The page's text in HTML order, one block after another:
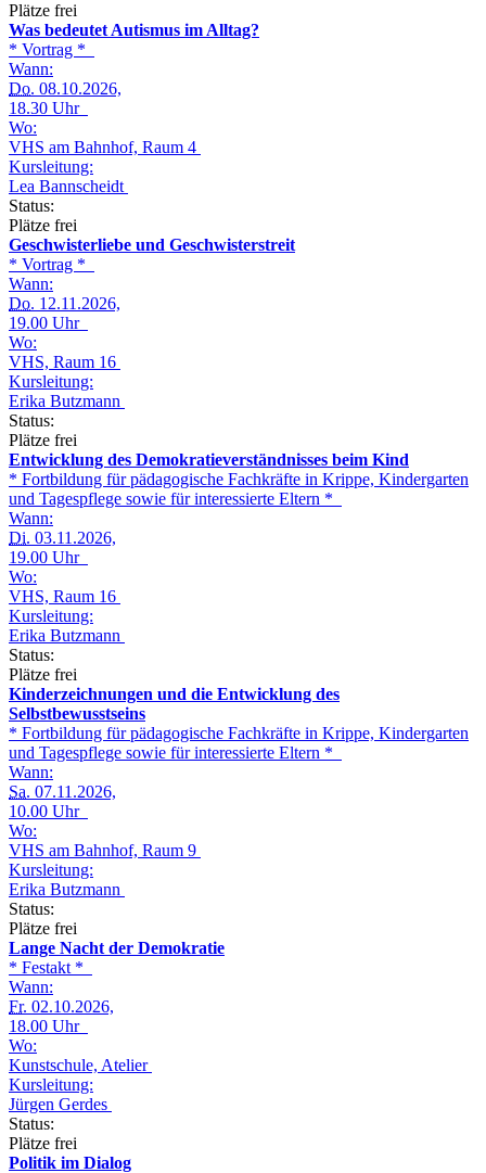
Plätze frei
Was bedeutet Autismus im Alltag?
* Vortrag *
Wann:
Do. 08.10.2026,
18.30 Uhr
Wo:
VHS am Bahnhof, Raum 4
Kursleitung:
Lea Bannscheidt
Status:
Plätze frei
Geschwisterliebe und Geschwisterstreit
* Vortrag *
Wann:
Do. 12.11.2026,
19.00 Uhr
Wo:
VHS, Raum 16
Kursleitung:
Erika Butzmann
Status:
Plätze frei
Entwicklung des Demokratieverständnisses beim Kind
* Fortbildung für pädagogische Fachkräfte in Krippe, Kindergarten
und Tagespflege sowie für interessierte Eltern *
Wann:
Di. 03.11.2026,
19.00 Uhr
Wo:
VHS, Raum 16
Kursleitung:
Erika Butzmann
Status:
Plätze frei
Kinderzeichnungen und die Entwicklung des
Selbstbewusstseins
* Fortbildung für pädagogische Fachkräfte in Krippe, Kindergarten
und Tagespflege sowie für interessierte Eltern *
Wann:
Sa. 07.11.2026,
10.00 Uhr
Wo:
VHS am Bahnhof, Raum 9
Kursleitung:
Erika Butzmann
Status:
Plätze frei
Lange Nacht der Demokratie
* Festakt *
Wann:
Fr. 02.10.2026,
18.00 Uhr
Wo:
Kunstschule, Atelier
Kursleitung:
Jürgen Gerdes
Status:
Plätze frei
Politik im Dialog